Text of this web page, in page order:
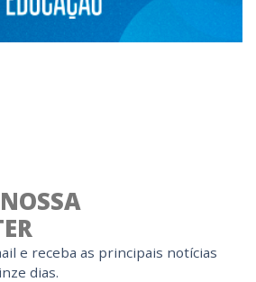
e receba as principais notícias
dias.